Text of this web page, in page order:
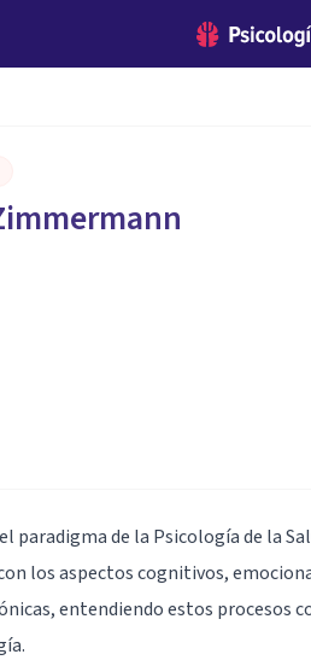
paradigma de la Psicología de la
los aspectos cognitivos,
entendiendo estos procesos